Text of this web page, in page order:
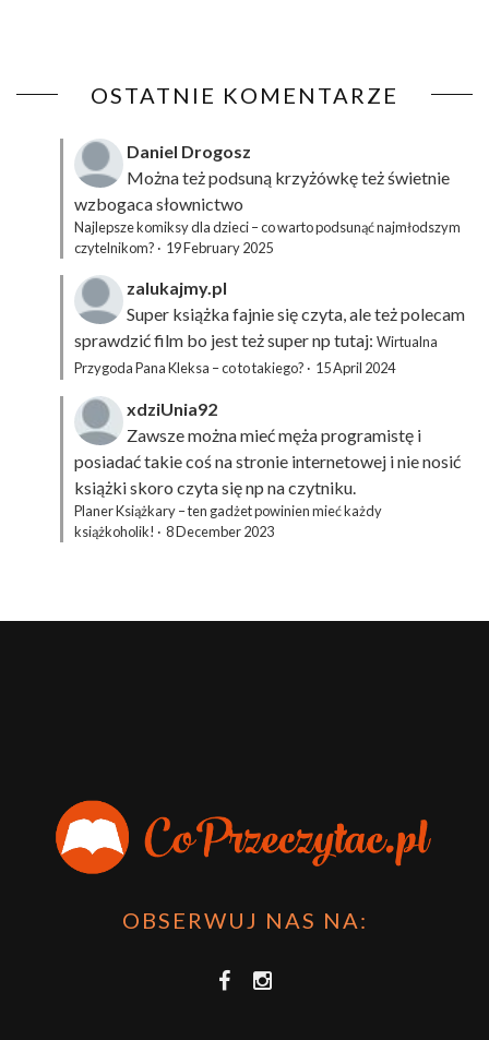
OSTATNIE KOMENTARZE
Daniel Drogosz
Można też podsuną krzyżówkęteż świetnie
wzbogaca słownictwo
Najlepsze komiksy dla dzieci – co warto podsunąć najmłodszym
czytelnikom? · 19 February 2025
zalukajmy.pl
Super książka fajnie się czyta, ale też polecam
sprawdzić film bo jest też super np tutaj: Wirtualna
Przygoda Pana Kleksa – co to takiego? · 15 April 2024
xdziUnia92
Zawsze można mieć męża programistę i
posiadać takie coś na stronie internetowej i nie nosić
książki skoro czyta się np na czytniku.
Planer Książkary – ten gadżet powinien mieć każdy
książkoholik! · 8 December 2023
OBSERWUJ NAS NA: